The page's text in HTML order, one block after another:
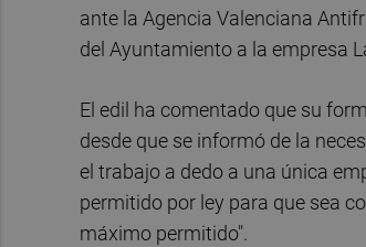
ante la Agencia Valenciana
del Ayuntamiento a la empresa
El edil ha comentado que su
desde que se informó de la
el trabajo a dedo a una única
permitido por ley para que sea
máximo permitido".